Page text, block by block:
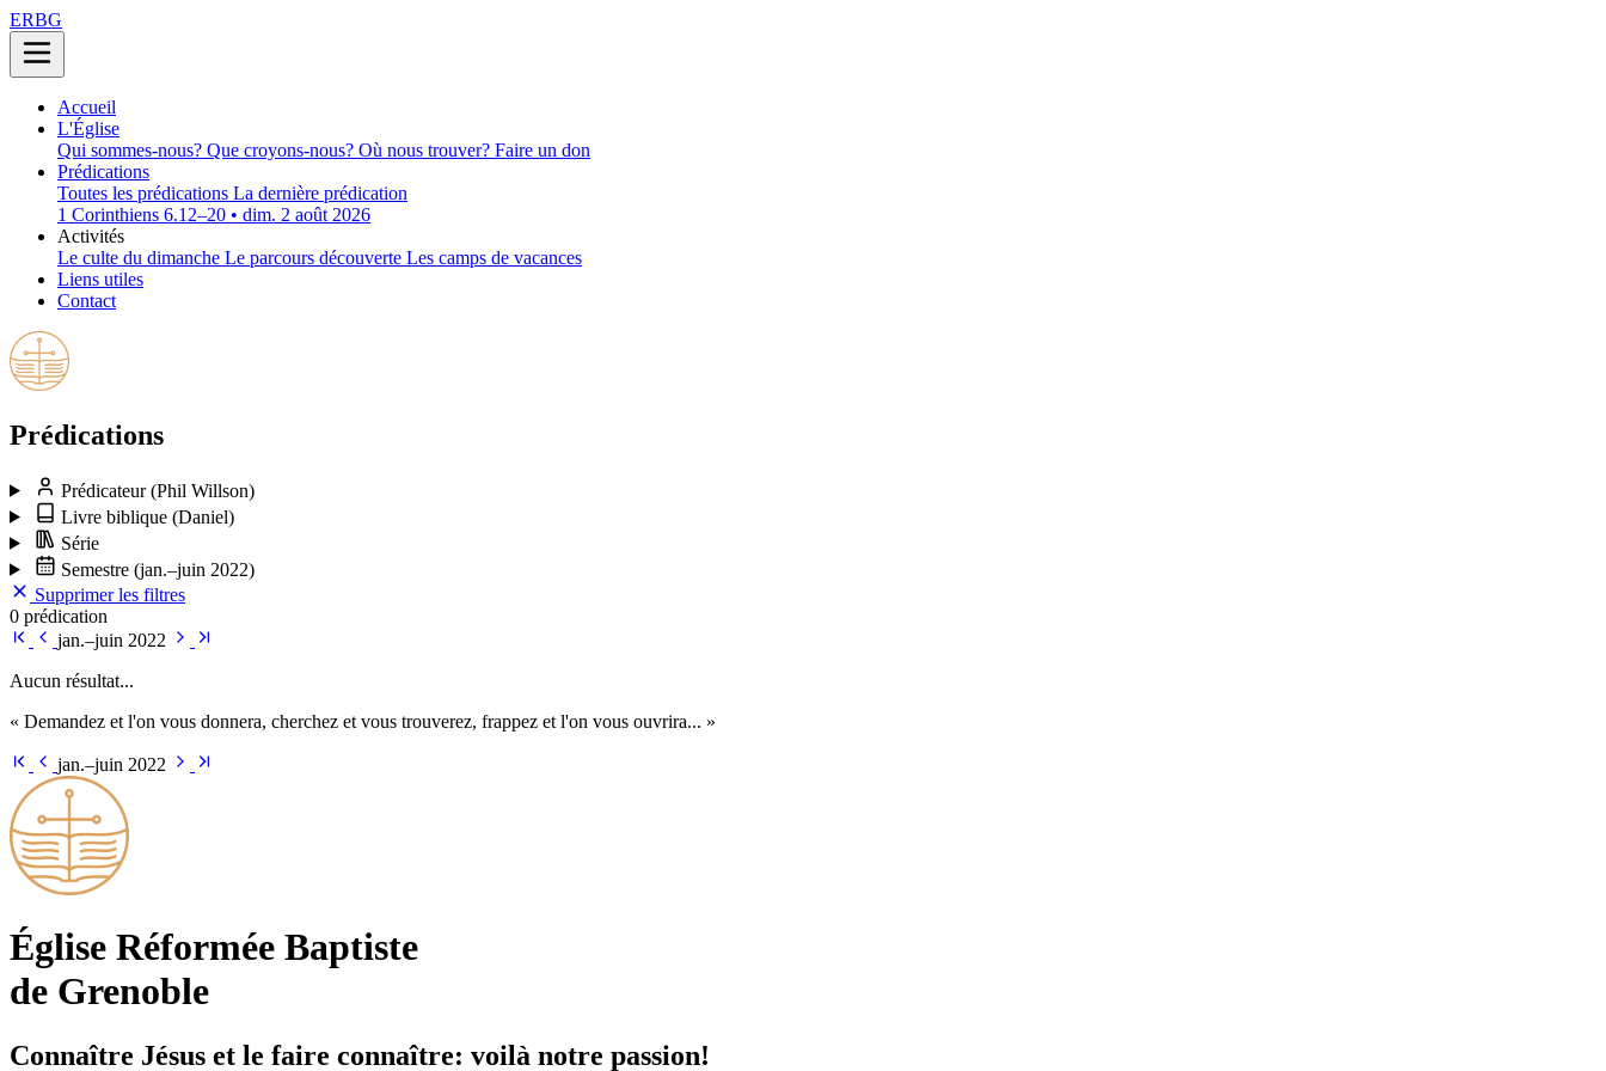
ERBG
Accueil
L'Église
Qui sommes-nous? Que croyons-nous? Où nous trouver? Faire un don
Prédications
Toutes les prédications La dernière prédication
1 Corinthiens 6.12–20 • dim. 2 août 2026
Activités
Le culte du dimanche Le parcours découverte Les camps de vacances
Liens utiles
Contact
Prédications
Prédicateur(Phil Willson)
Livre biblique (Daniel)
Série
Semestre (jan.–juin 2022)
Supprimer les filtres
0 prédication
jan.–juin 2022
Aucun résultat...
« Demandez et l'on vous donnera, cherchez et vous trouverez, frappez et l'on vous ouvrira... »
jan.–juin 2022
Église Ré­for­mée Bap­tiste
de Grenoble
Connaître Jésus et le faire connaître: voilà notre passion!